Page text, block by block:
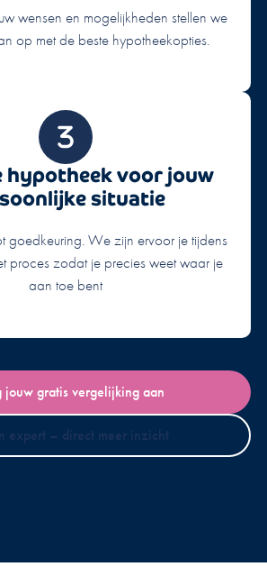
wensen en mogelijkheden stellen we
op met de beste hypotheekopties.
hypotheek voor jouw
situatie
goedkeuring. We zijn ervoor je tijdens
proces zodat je precies weet waar je
aan toe bent
jouw gratis vergelijking aan
expert – direct meer inzicht